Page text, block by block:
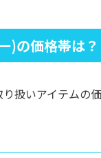
)の価格帯は？
扱いアイテムの